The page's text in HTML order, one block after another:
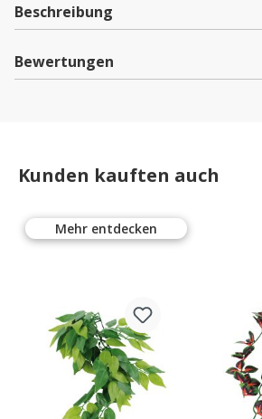
Beschreibung
Bewertungen
Kunden kauften auch
Mehr entdecken